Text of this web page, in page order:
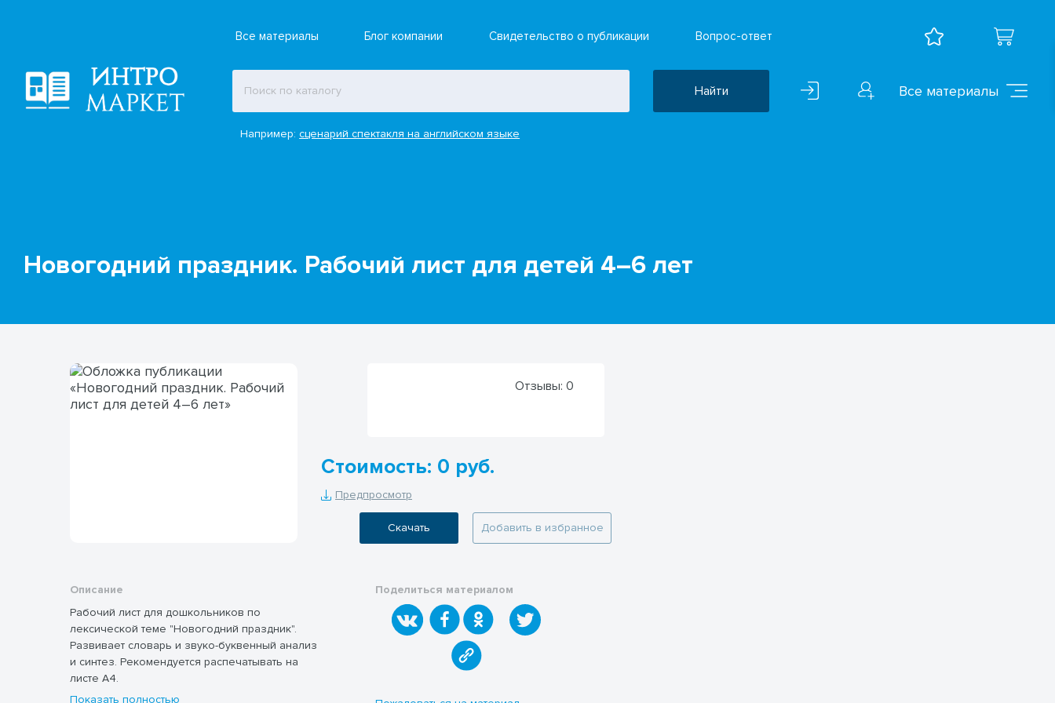
Все материалы Блог компании Свидетельство о публикации Вопрос-ответ
Найти
Например:сценарий спектакля на английском языке
Все материалы
Новогодний праздник. Рабочий лист для детей 4–6 лет
Отзывы: 0
Стоимость: 0 руб.
Предпросмотр
Скачать Добавить в избранное
Описание
Рабочий лист для дошкольников по
лексической теме "Новогодний праздник".
Развивает словарь и звуко-буквенный анализ
и синтез. Рекомендуется распечатывать на
листе А4.
Показать полностью
Поделиться материалом